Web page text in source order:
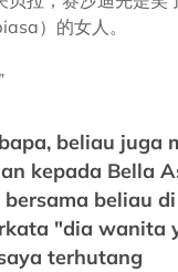
）的女人。
beliau juga
kepada Bella
beliau
"dia wanita
terhutang